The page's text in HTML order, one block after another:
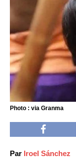
Photo : via Granma
Par Iroel Sánchez